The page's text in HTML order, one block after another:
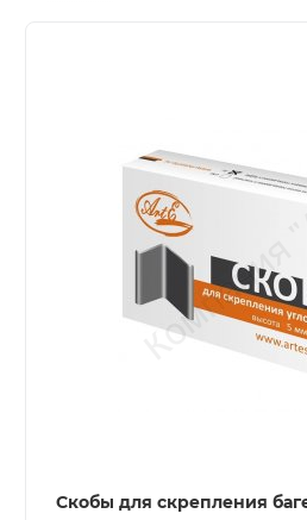
Скобы для скрепления